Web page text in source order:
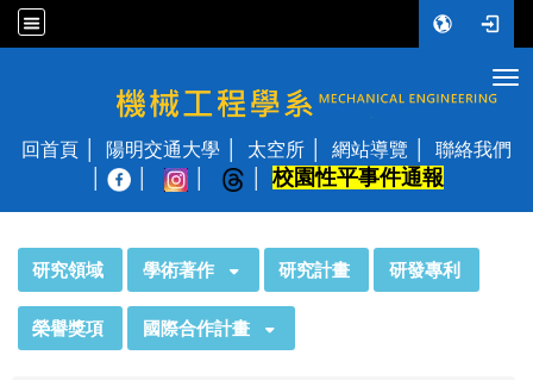
國立陽明交通大學 機械工程學系
回首頁 陽明交通大學 太空所 網站導覽
聯絡我們
校園性平事件通報
研究領域 學術著作 研究計畫 研發專利
榮譽獎項 國際合作計畫